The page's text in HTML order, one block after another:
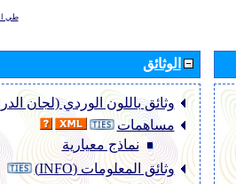
طي
الوثائق
وثائق باللون الوردي (لجان
مساهمات
نماذج معيارية
وثائق المعلومات (INFO)